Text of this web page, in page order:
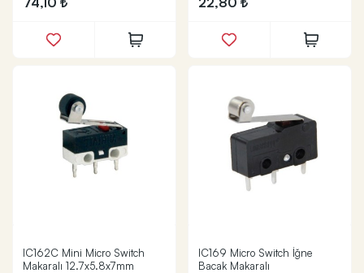
IC162C Mini Micro Switch
Makaralı 12.7x5.8x7mm
IC169 Micro Switch İğne
Bacak Makaralı